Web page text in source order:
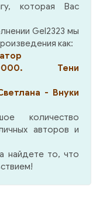
которая Вас
Gel2323 мы
как:
Тени
- Внуки
количество
авторов и
найдете то, что